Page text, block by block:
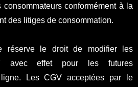
conformément à la
des litiges de consommation.
réserve le droit de modifier les
avec effet pour les futures
Les CGV acceptées par le